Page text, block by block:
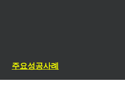
주요성공사례